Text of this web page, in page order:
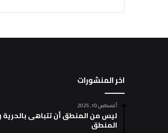
اخر المنشورات
أغسطس 10, 2025
ليس من المنطق أن تتباهى
المنطق